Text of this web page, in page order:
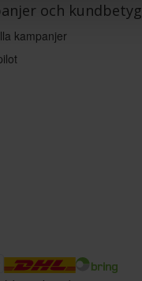
och kundbetyg
kampanjer